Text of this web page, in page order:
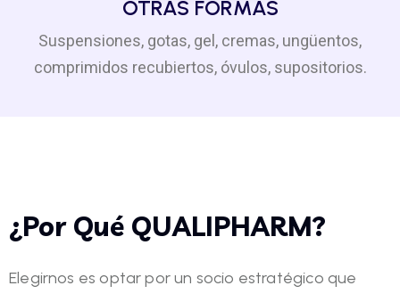
OTRAS FORMAS
Suspensiones, gotas, gel, cremas, ungüentos,
comprimidos recubiertos, óvulos, supositorios.
¿Por Qué QUALIPHARM?
Elegirnos es optar por un socio estratégico que